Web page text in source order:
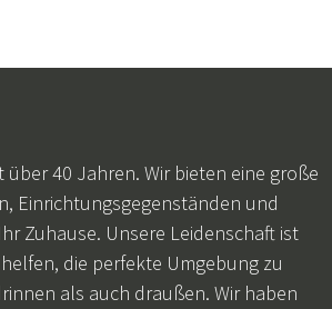
über 40 Jahren. Wir bieten eine große
Einrichtungsgegenständen und
Zuhause. Unsere Leidenschaft ist
die perfekte Umgebung zu
als auch draußen. Wir haben